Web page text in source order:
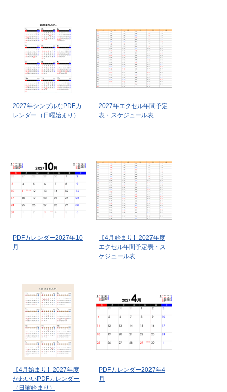
2027年シンプルなPDFカ
レンダー（日曜始まり）
2027年エクセル年間予定
表・スケジュール表
PDFカレンダー2027年10
月
【4月始まり】2027年度
エクセル年間予定表・ス
ケジュール表
【4月始まり】2027年度
かわいいPDFカレンダー
（日曜始まり）
PDFカレンダー2027年4
月